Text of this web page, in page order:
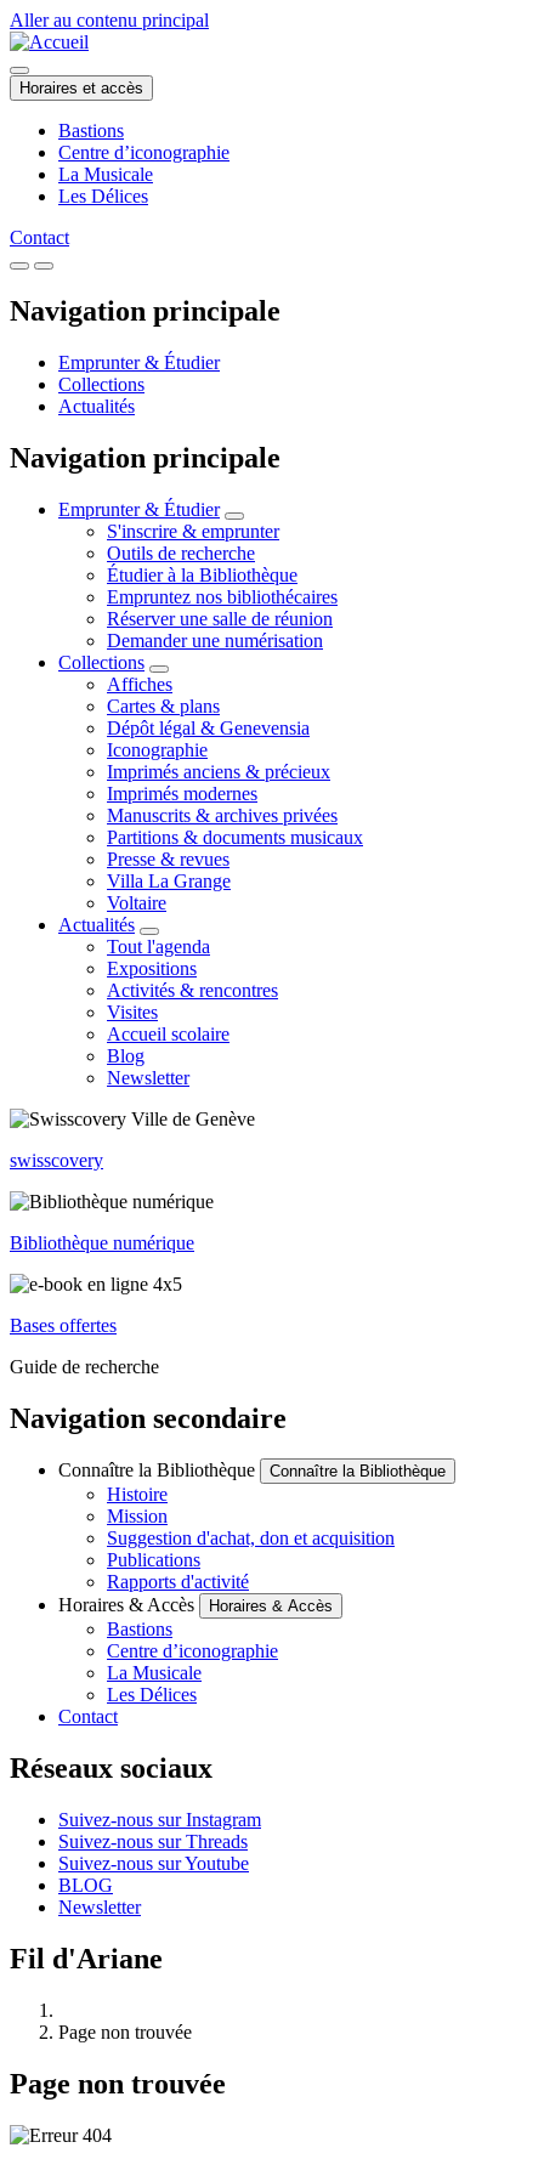
Aller au contenu principal
Horaires et accès
Bastions
Centre d’iconographie
La Musicale
Les Délices
Contact
Navigation principale
Emprunter & Étudier
Collections
Actualités
Navigation principale
Emprunter & Étudier
S'inscrire & emprunter
Outils de recherche
Étudier à la Bibliothèque
Empruntez nos bibliothécaires
Réserver une salle de réunion
Demander une numérisation
Collections
Affiches
Cartes & plans
Dépôt légal & Genevensia
Iconographie
Imprimés anciens & précieux
Imprimés modernes
Manuscrits & archives privées
Partitions & documents musicaux
Presse & revues
Villa La Grange
Voltaire
Actualités
Tout l'agenda
Expositions
Activités & rencontres
Visites
Accueil scolaire
Blog
Newsletter
swisscovery
Bibliothèque numérique
Bases offertes
Guide de recherche
Navigation secondaire
Connaître la Bibliothèque Connaître la Bibliothèque
Histoire
Mission
Suggestion d'achat, don et acquisition
Publications
Rapports d'activité
Horaires & Accès
Horaires & Accès
Bastions
Centre d’iconographie
La Musicale
Les Délices
Contact
Réseaux sociaux
Suivez-nous sur Instagram
Suivez-nous sur Threads
Suivez-nous sur Youtube
BLOG
Newsletter
Fil d'Ariane
Page non trouvée
Page non trouvée